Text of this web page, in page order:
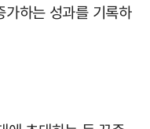
하는 성과를 기록하